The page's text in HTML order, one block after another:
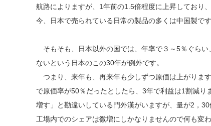
航路によりますが、1年前の1.5倍程度に上昇しており
今、日本で売られている日常の製品の多くは中国製で
そもそも、日本以外の国では、年率で３～5％ぐら
ないという日本のこの30年が例外です。
つまり、来年も、再来年も少しずつ原価は上がりま
で原価率が50％だったとしたら、3年で利益は1割減
増す」と勘違いしている門外漢がいますが、量が2，
工場内でのシェアは微増にしかなりませんので何も変